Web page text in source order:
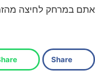
אתם במרחק לחיצה
Share